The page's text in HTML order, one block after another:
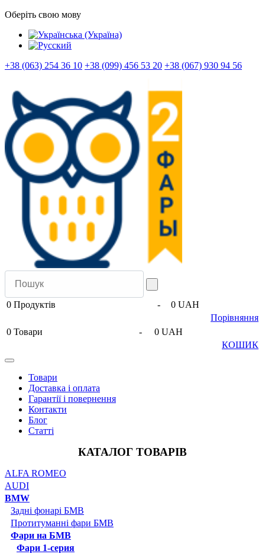
Оберіть свою мову
+38 (063) 254 36 10 +38 (099) 456 53 20 +38 (067) 930 94 56
0 Продуктів -
0 UAH
Порівняння
0 Товари -
0 UAH
КОШИК
Товари
Доставка і оплата
Гарантії і повернення
Контакти
Блог
Статті
КАТАЛОГ ТОВАРІВ
ALFA ROMEO
AUDI
BMW
Задні фонарі БМВ
Протитуманні фари БМВ
Фари на БМВ
Фари 1-серия